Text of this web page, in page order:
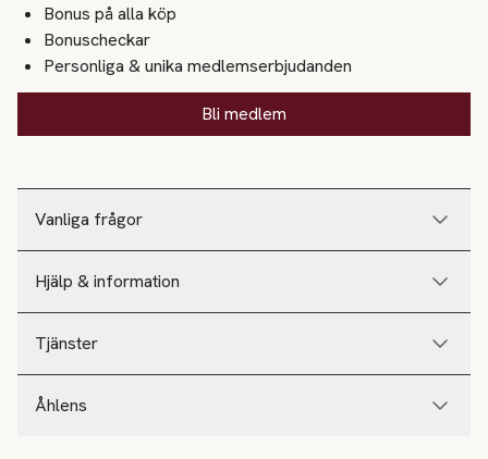
Vanliga frågor
Hjälp & information
Tjänster
Åhlens
Bonus på alla köp
Bonuscheckar
Personliga & unika medlemserbjudanden
Bli medlem